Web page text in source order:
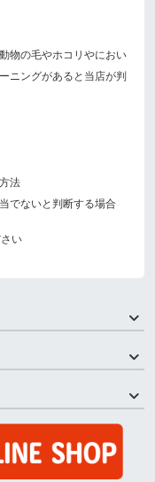
物の毛やホコリやにおい
ニングがあると当店が判
法
でないと判断する場合
い